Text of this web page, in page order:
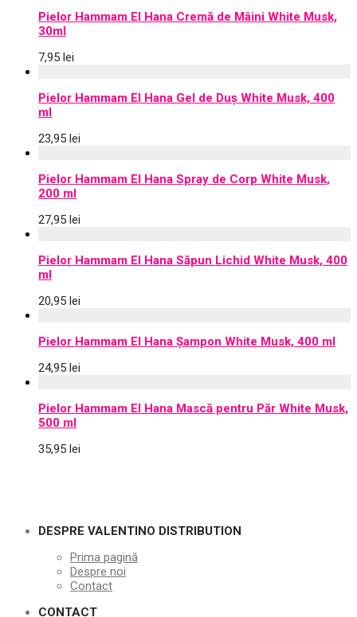
Pielor Hammam El Hana Cremă de Mâini White Musk,
30ml
7,95 lei
Pielor Hammam El Hana Gel de Duș White Musk, 400
ml
23,95 lei
Pielor Hammam El Hana Spray de Corp White Musk,
200 ml
27,95 lei
Pielor Hammam El Hana Săpun Lichid White Musk, 400
ml
20,95 lei
Pielor Hammam El Hana Șampon White Musk, 400 ml
24,95 lei
Pielor Hammam El Hana Mască pentru Păr White Musk,
500 ml
35,95 lei
DESPRE VALENTINO DISTRIBUTION
Prima pagină
Despre noi
Contact
CONTACT